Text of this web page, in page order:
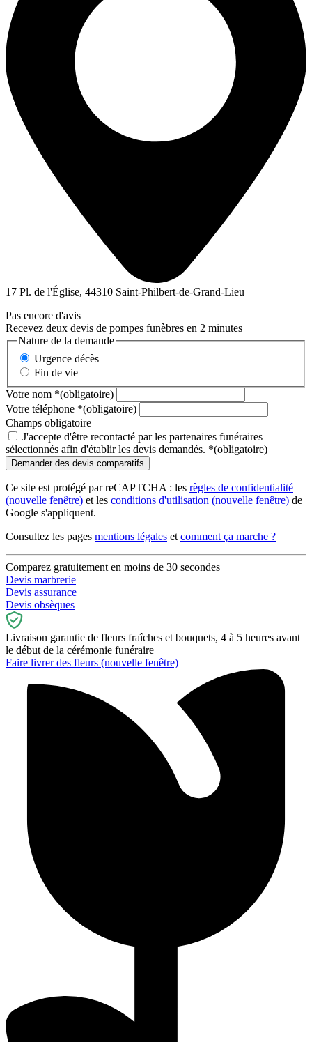
17 Pl. de l'Église, 44310 Saint-Philbert-de-Grand-Lieu
Pas encore d'avis
Recevez deux devis de pompes funèbres en 2 minutes
Nature de la demande
Urgence décès
Fin de vie
Votre nom *(obligatoire)
Votre téléphone *(obligatoire)
Champs obligatoire
J'accepte d'être recontacté par les partenaires funéraires
sélectionnés afin d'établir les devis demandés. *(obligatoire)
Ce site est protégé par reCAPTCHA : les règles de confidentialité
(nouvelle fenêtre) et les conditions d'utilisation (nouvelle fenêtre) de
Google s'appliquent.
Consultez les pages mentions légales et comment ça marche ?
Comparez gratuitement en moins de 30 secondes
Devis marbrerie
Devis assurance
Devis obsèques
Livraison garantie de fleurs fraîches et bouquets, 4 à 5 heures avant
le début de la cérémonie funéraire
Faire livrer des fleurs (nouvelle fenêtre)